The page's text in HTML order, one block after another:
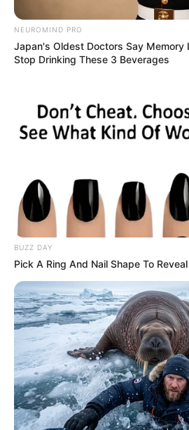
NEUROMIND PRO
Japan's Oldest Doctors Say
Stop Drinking These 3 Beverages
BUZZ DAY
Pick A Ring And Nail Shape To